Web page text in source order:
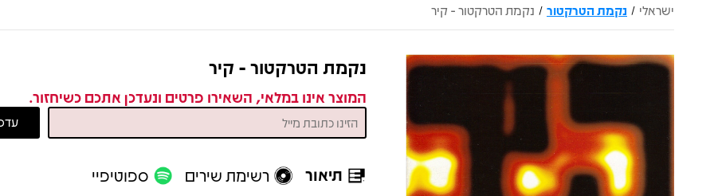
ישראלי / נקמת הטרקטור / נקמת הטרקטור - קיר
נקמת הטרקטור - קיר
המוצר אינו במלאי, השאירו פרטים ונעדכן אתכם כשיחזור.
תיאור רשימת שירים ספוטיפיי